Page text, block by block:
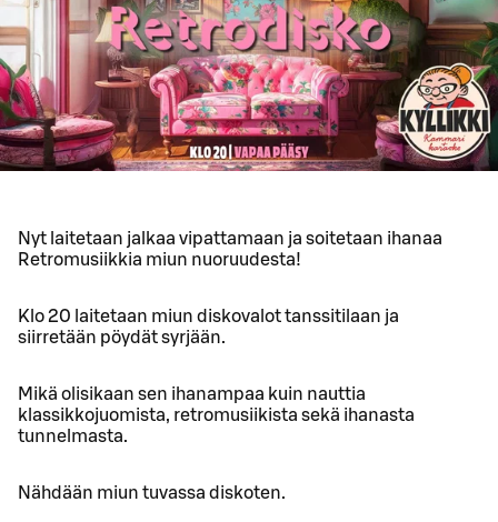
Nyt laitetaan jalkaa vipattamaan ja soitetaan ihanaa
Retromusiikkia miun nuoruudesta!
Klo 20 laitetaan miun diskovalot tanssitilaan ja
siirretään pöydät syrjään.
Mikä olisikaan sen ihanampaa kuin nauttia
klassikkojuomista, retromusiikista sekä ihanasta
tunnelmasta.
Nähdään miun tuvassa diskoten.